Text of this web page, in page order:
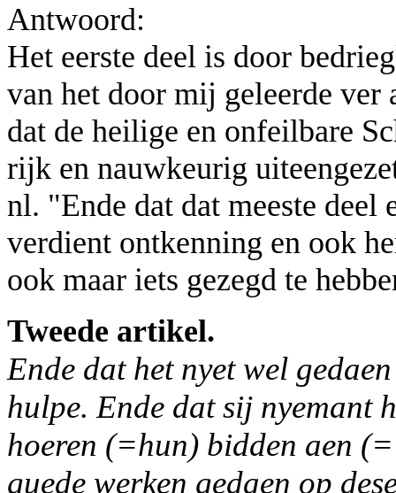
Antwoord:
Het eerste deel is door
van het door mij geleerde
dat de heilige en onfeilbare
rijk en nauwkeurig
nl. "Ende dat dat meeste deel
verdient ontkenning en ook
ook maar iets gezegd te
Tweede artikel.
Ende dat het nyet wel
hulpe. Ende dat sij nyemant
hoeren (=hun) bidden aen
guede werken gedaen op